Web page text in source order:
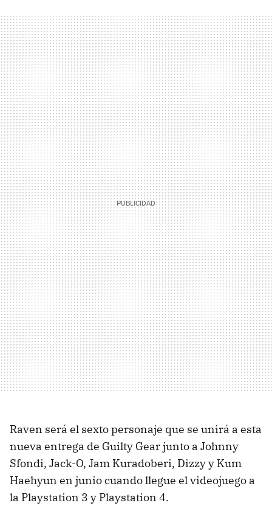
Raven será el sexto personaje que se unirá a esta
nueva entrega de Guilty Gear junto a Johnny
Sfondi, Jack-O, Jam Kuradoberi, Dizzy y Kum
Haehyun en junio cuando llegue el videojuego a
la Playstation 3 y Playstation 4.